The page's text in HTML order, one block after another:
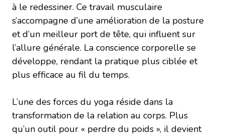
à le redessiner. Ce travail musculaire
s’accompagne d’une amélioration de la posture
et d’un meilleur port de tête, qui influent sur
l’allure générale. La conscience corporelle se
développe, rendant la pratique plus ciblée et
plus efficace au fil du temps.
L’une des forces du yoga réside dans la
transformation de la relation au corps. Plus
qu’un outil pour « perdre du poids », il devient